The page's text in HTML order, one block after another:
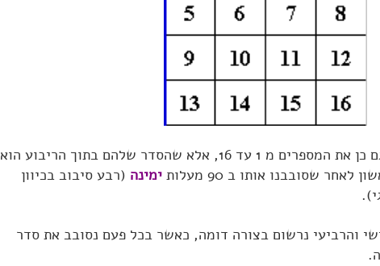
נרשום גם כן את המספרים מ 1 עד 16, אלא שהסדר שלהם בתוך הריבוע הוא
שסובבנו אותו ב 90 מעלות
ימינה (רבע סיבוב בכיוון
והרביעי נרשום בצורה דומה, כאשר בכל פעם נסובב את סדר